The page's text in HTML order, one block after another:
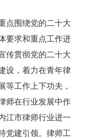
点围绕党的二十大
要求和重点工作进
传贯彻党的二十大
设，着力在青年律
等工作上下功夫，
师在行业发展中作
江市律师行业进一
党建引领。律师工